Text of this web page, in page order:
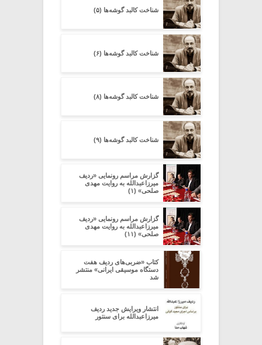
شناخت کالبد گوشه‌ها (۵)
شناخت کالبد گوشه‌ها (۶)
شناخت کالبد گوشه‌ها (۸)
شناخت کالبد گوشه‌ها (۹)
گزارش مراسم رونمایی «ردیف
میرزاعبدالله به روایت مهدی
صلحی» (۱)
گزارش مراسم رونمایی «ردیف
میرزاعبدالله به روایت مهدی
صلحی» (۱۱)
کتاب «ضربی‌های ردیف هفت
دستگاه موسیقی ایرانی» منتشر
شد
انتشار ویرایش جدید ردیف
میرزاعبدالله برای سنتور